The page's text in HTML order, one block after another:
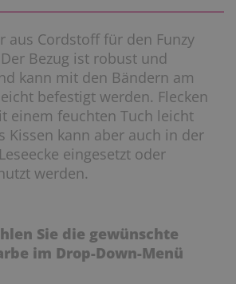
aus Cordstoff für den Funzy
Bezug ist robust und
kann mit den Bändern am
befestigt werden. Flecken
einem feuchten Tuch leicht
Kissen kann aber auch in der
eingesetzt oder
werden.
Sie die gewünschte
im Drop-Down-Menü